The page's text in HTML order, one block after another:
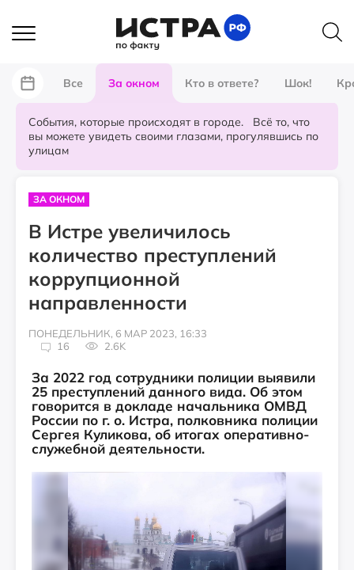
Все За окном Кто в ответе? Шок!
События, которые происходят в городе. Всё то, что
вы можете увидеть своими глазами, прогулявшись по
улицам
ЗА ОКНОМ
В Истре увеличилось
количество преступлений
коррупционной
направленности
ПОНЕДЕЛЬНИК, 6 МАР 2023, 16:33
16
2.6K
За 2022 год сотрудники полиции выявили
25 преступлений данного вида. Об этом
говорится в докладе начальника ОМВД
России по г. о. Истра, полковника полиции
Сергея Куликова, об итогах оперативно-
служебной деятельности.